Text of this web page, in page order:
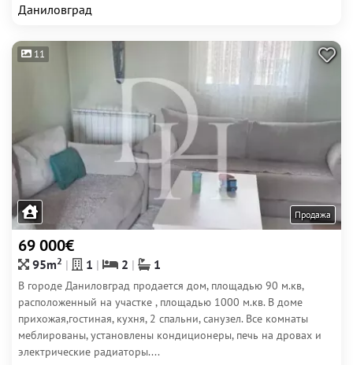
Даниловград
11
Продажа
69 000€
95m2 1 2 1
В городе Даниловград продается дом, площадью 90 м.кв,
расположенный на участке , площадью 1000 м.кв. В доме
прихожая,гостиная, кухня, 2 спальни, санузел. Все комнаты
меблированы, установлены кондиционеры, печь на дровах и
электрические радиаторы....